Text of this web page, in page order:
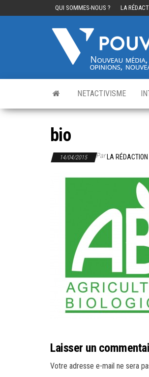
QUI SOMMES-NOUS ? LA
NETACTIVISME
bio
14/04/2015 ParLA RÉDACTION
Laisser un
Votre adresse e-mail ne sera